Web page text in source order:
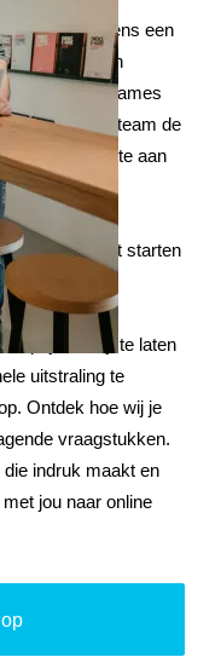
in Goirle. Tijdens een
jouw bedrijf en
we wireframes
developmentteam de
en de website aan
kwaliteit te
van jouw
starten
je bedrijf te laten
uitstraling te
Ontdek hoe wij je
vraagstukken.
indruk maakt en
jou naar online